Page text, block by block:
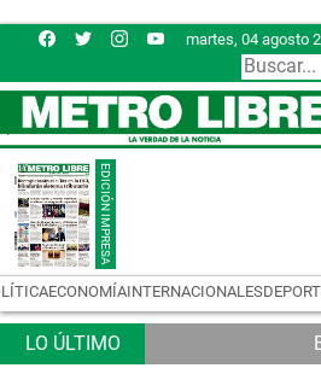
martes, 04 agosto
ECONOMÍAINTERNACIONALES